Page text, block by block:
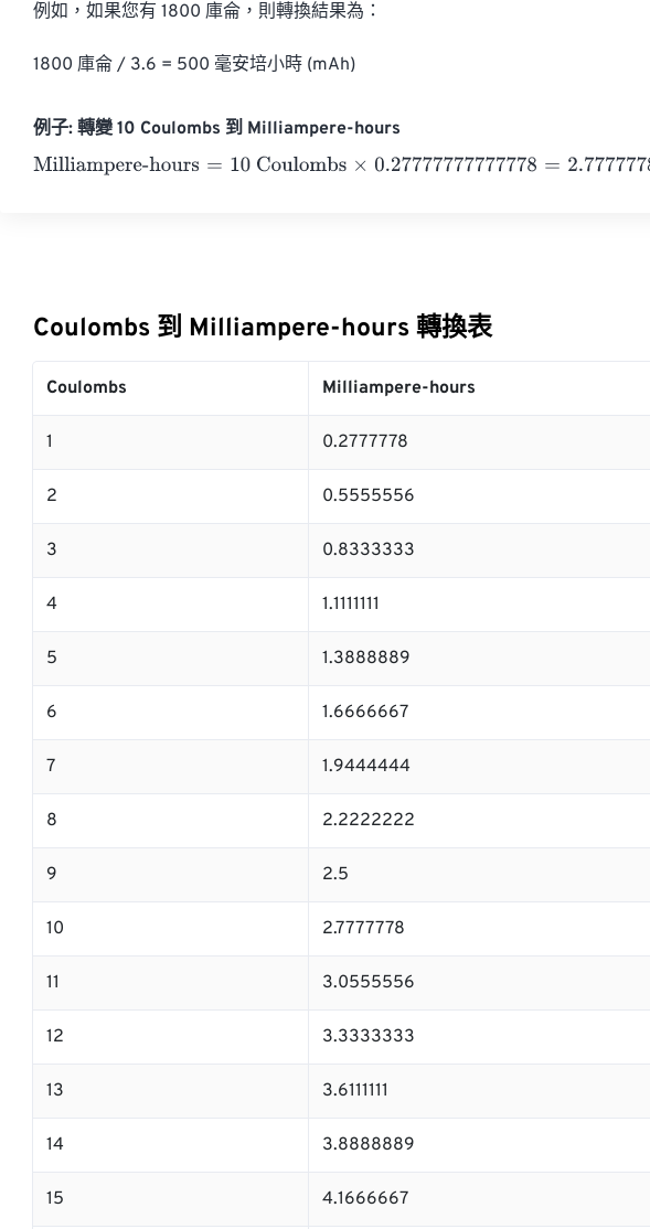
例如，如果您有 1800 庫侖，則轉換結果為：
1800 庫侖 / 3.6 = 500 毫安培小時 (mAh)
例子: 轉變 10 Coulombs 到 Milliampere-hours
Milliampere-hours=10 Coulombs×0.27777777777778=2.7777778
Coulombs 到 Milliampere-hours 轉換表
Coulombs Milliampere-hours
1 0.2777778
2 0.5555556
3 0.8333333
4 1.1111111
5 1.3888889
6 1.6666667
7 1.9444444
8 2.2222222
9 2.5
10 2.7777778
11 3.0555556
12 3.3333333
13 3.6111111
14 3.8888889
15 4.1666667